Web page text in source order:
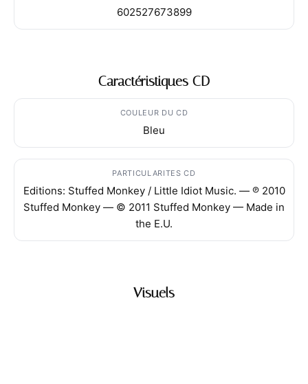
602527673899
Caractéristiques CD
COULEUR DU CD
Bleu
PARTICULARITES CD
Editions: Stuffed Monkey / Little Idiot Music. — ℗ 2010
Stuffed Monkey — © 2011 Stuffed Monkey — Made in
the E.U.
Visuels